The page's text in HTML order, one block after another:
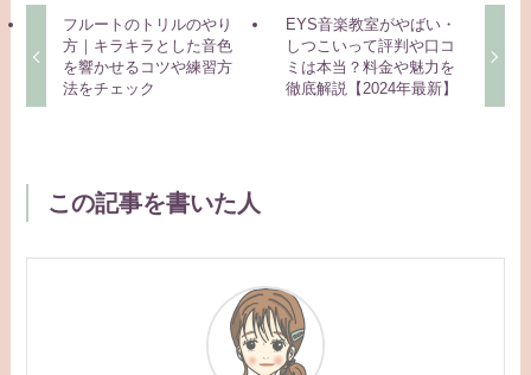
フルートのトリルのやり
方｜キラキラとした音色
を響かせるコツや練習方
法をチェック
EYS音楽教室がやばい・
しつこいって評判や口コ
ミは本当？料金や魅力を
徹底解説【2024年最新】
この記事を書いた人